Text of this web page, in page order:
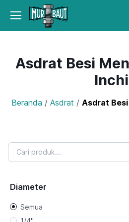
Asdrat Besi
Inchi
Beranda / Asdrat / Asdrat
Diameter
Semua